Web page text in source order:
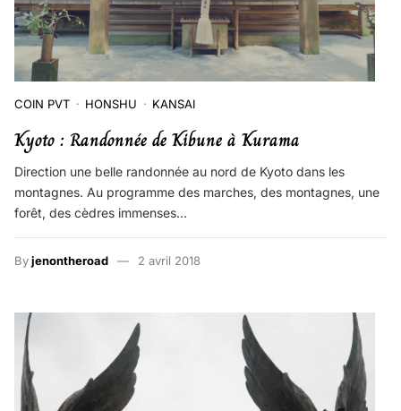
COIN PVT HONSHU KANSAI
Kyoto : Randonnée de Kibune à Kurama
Direction une belle randonnée au nord de Kyoto dans les
montagnes. Au programme des marches, des montagnes, une
forêt, des cèdres immenses…
Byjenontheroad 2 avril 2018